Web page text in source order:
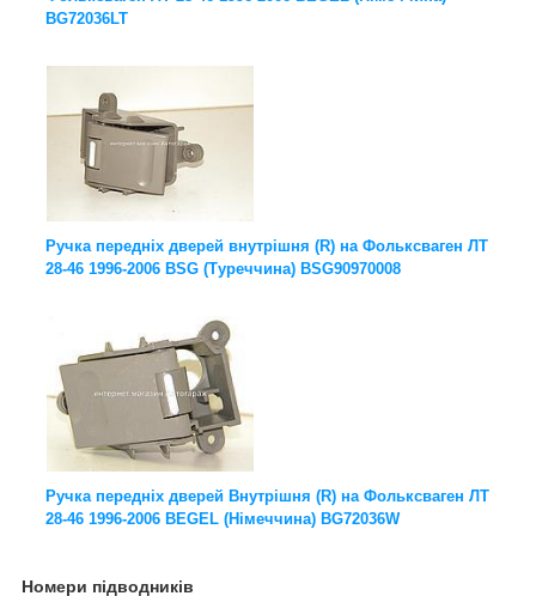
BG72036LT
Ручка передніх дверей внутрішня (R) на Фольксваген ЛТ
28-46 1996-2006 BSG (Туреччина) BSG90970008
Ручка передніх дверей Внутрішня (R) на Фольксваген ЛТ
28-46 1996-2006 BEGEL (Німеччина) BG72036W
Номери підводників